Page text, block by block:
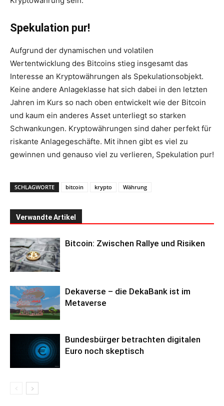
Spekulation pur!
Aufgrund der dynamischen und volatilen
Wertentwicklung des Bitcoins stieg insgesamt das
Interesse an Kryptowährungen als Spekulationsobjekt.
Keine andere Anlageklasse hat sich dabei in den letzten
Jahren im Kurs so nach oben entwickelt wie der Bitcoin
und kaum ein anderes Asset unterliegt so starken
Schwankungen. Kryptowährungen sind daher perfekt für
riskante Anlagegeschäfte. Mit ihnen gibt es viel zu
gewinnen und genauso viel zu verlieren, Spekulation pur!
SCHLAGWORTE bitcoin krypto Währung
Verwandte Artikel
Bitcoin: Zwischen Rallye und Risiken
Dekaverse – die DekaBank ist im
Metaverse
Bundesbürger betrachten digitalen
Euro noch skeptisch